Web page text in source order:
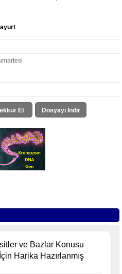
Et Dosyayı İndir
ve Bazlar Konusu
Harika Hazırlanmış